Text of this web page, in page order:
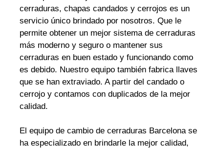
cerraduras, chapas candados y cerrojos es un
servicio único brindado por nosotros. Que le
permite obtener un mejor sistema de cerraduras
más moderno y seguro o mantener sus
cerraduras en buen estado y funcionando como
es debido. Nuestro equipo también fabrica llaves
que se han extraviado. A partir del candado o
cerrojo y contamos con duplicados de la mejor
calidad.
El equipo de cambio de cerraduras Barcelona se
ha especializado en brindarle la mejor calidad,